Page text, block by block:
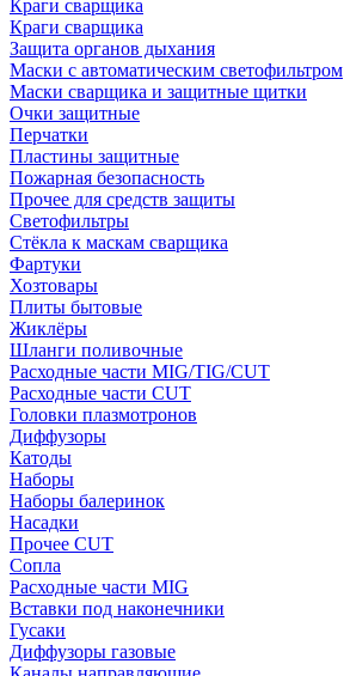
Краги сварщика
Краги сварщика
Защита органов дыхания
Маски с автоматическим светофильтром
Маски сварщика и защитные щитки
Очки защитные
Перчатки
Пластины защитные
Пожарная безопасность
Прочее для средств защиты
Светофильтры
Стёкла к маскам сварщика
Фартуки
Хозтовары
Плиты бытовые
Жиклёры
Шланги поливочные
Расходные части MIG/TIG/CUT
Расходные части CUT
Головки плазмотронов
Диффузоры
Катоды
Наборы
Наборы балеринок
Насадки
Прочее CUT
Сопла
Расходные части MIG
Вставки под наконечники
Гусаки
Диффузоры газовые